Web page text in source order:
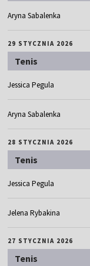
Aryna Sabalenka
29 STYCZNIA 2026
Tenis
Jessica Pegula
Aryna Sabalenka
28 STYCZNIA 2026
Tenis
Jessica Pegula
Jelena Rybakina
27 STYCZNIA 2026
Tenis